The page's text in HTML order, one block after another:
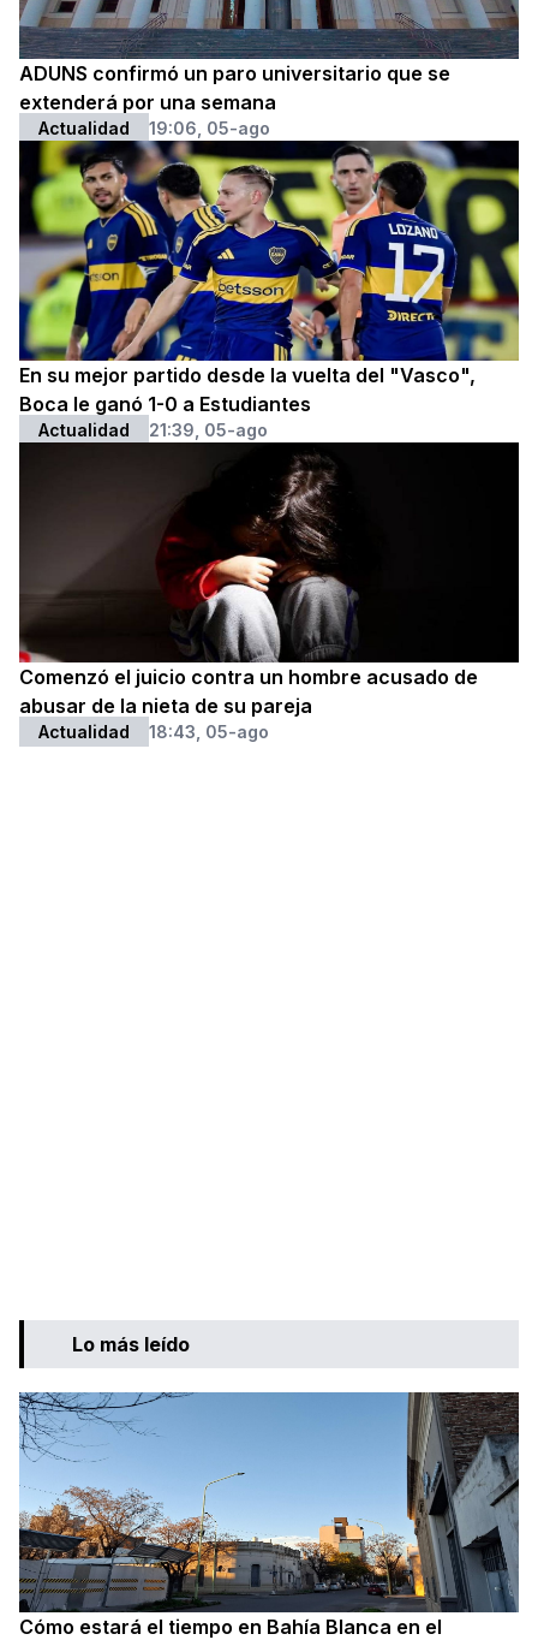
ADUNS confirmó un paro universitario que se
extenderá por una semana
Actualidad 19:06, 05-ago
En su mejor partido desde la vuelta del "Vasco",
Boca le ganó 1-0 a Estudiantes
Actualidad 21:39, 05-ago
Comenzó el juicio contra un hombre acusado de
abusar de la nieta de su pareja
Actualidad 18:43, 05-ago
Lo más leído
Cómo estará el tiempo en Bahía Blanca en el